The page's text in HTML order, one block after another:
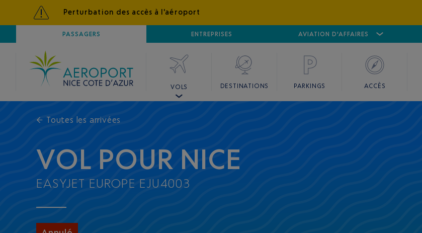
Perturbation des accès à l'aéroport
PASSAGERS ENTREPRISES AVIATION D'AFFAIRES
AÉROPORTNICE CÔTE D'AZUR AÉROPORT CANNES MANDELIEU
VOLS DESTINATIONS PARKINGS ACCÈS
← Toutes les arrivées
VOL POUR NICE
EASYJET EUROPE EJU4003